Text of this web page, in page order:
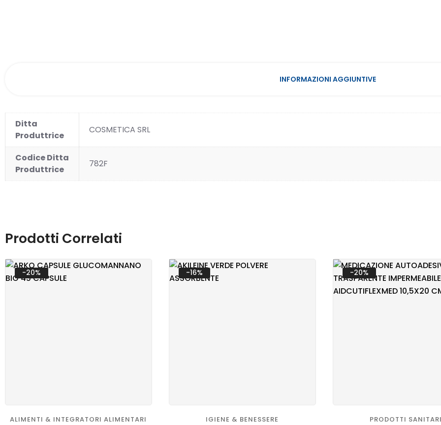
PRODOTTI
INFORMAZIONI AGGIUNTIVE
Ditta
Produttrice
COSMETICA SRL
Codice Ditta
Produttrice
782F
Prodotti Correlati
-20%
ALIMENTI & INTEGRATORI ALIMENTARI
-16%
IGIENE & BENESSERE
-20%
PRODOTTI